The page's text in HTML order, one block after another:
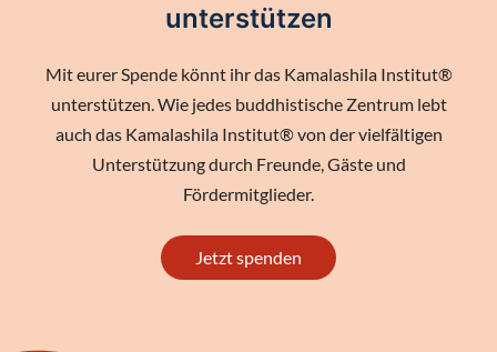
unterstützen
Mit eurer Spende könnt ihr das Kamalashila Institut®
unterstützen. Wie jedes buddhistische Zentrum lebt
auch das Kamalashila Institut® von der vielfältigen
Unterstützung durch Freunde, Gäste und
Fördermitglieder.
Jetzt spenden